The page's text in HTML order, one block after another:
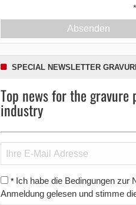
*
Absenden
SPECIAL NEWSLETTER
Top news for the
industry
* Ich habe die Bedingungen zur
Anmeldung gelesen und stimme